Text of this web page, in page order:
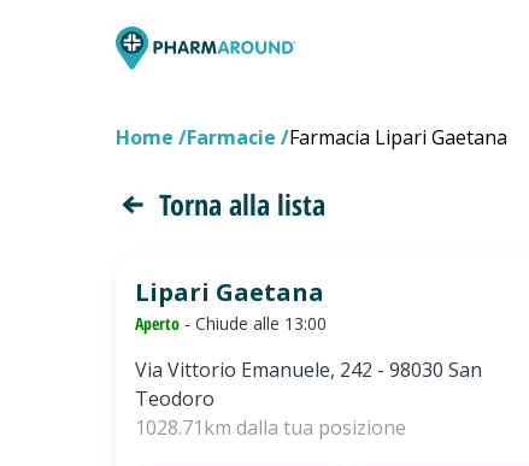
Home Farmacie Farmacia Lipari Gaetana
Torna alla lista
Lipari Gaetana
Aperto - Chiude alle 13:00
Via Vittorio Emanuele, 242 - 98030 San
Teodoro
1028.71km dalla tua posizione